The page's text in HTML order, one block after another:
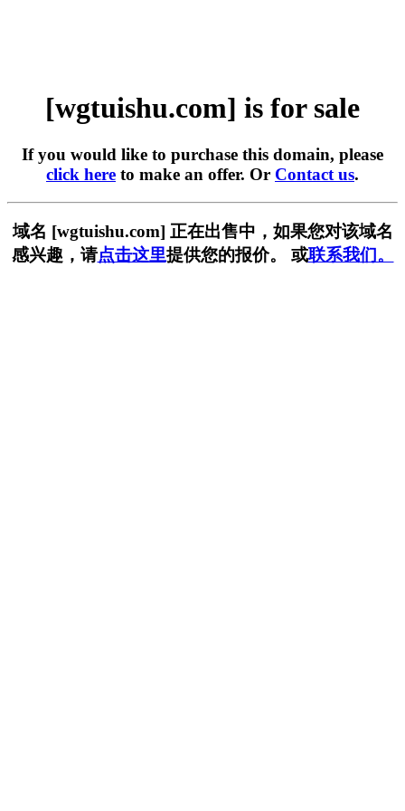
[wgtuishu.com] is for sale
If you would like to purchase this domain, please
click here to make an offer. Or Contact us.
域名 [wgtuishu.com] 正在出售中，如果您对该域名
感兴趣，请点击这里提供您的报价。 或联系我们。